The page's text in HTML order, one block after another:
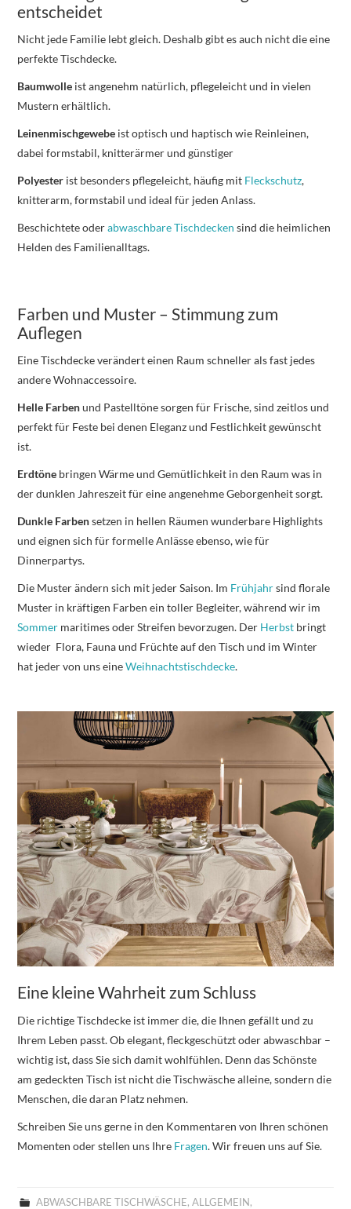
entscheidet
Nicht jede Familie lebt gleich. Deshalb gibt es auch nicht die eine
perfekte Tischdecke.
Baumwolle ist angenehm natürlich, pflegeleicht und in vielen
Mustern erhältlich.
Leinenmischgewebe ist optisch und haptisch wie Reinleinen,
dabei formstabil, knitterärmer und günstiger
Polyester ist besonders pflegeleicht, häufig mit Fleckschutz,
knitterarm, formstabil und ideal für jeden Anlass.
Beschichtete oderabwaschbare Tischdecken sind die heimlichen
Helden des Familienalltags.
Farben und Muster – Stimmung zum
Auflegen
Eine Tischdecke verändert einen Raum schneller als fast jedes
andere Wohnaccessoire.
Helle Farbenund Pastelltöne sorgen für Frische, sind zeitlos und
perfekt für Feste bei denen Eleganz und Festlichkeit gewünscht
ist.
Erdtöne bringen Wärme und Gemütlichkeit in den Raum was in
der dunklen Jahreszeit für eine angenehme Geborgenheit sorgt.
Dunkle Farbensetzen in hellen Räumen wunderbare Highlights
und eignen sich für formelle Anlässe ebenso, wie für
Dinnerpartys.
Die Muster ändern sich mit jeder Saison. Im Frühjahrsind florale
Muster in kräftigen Farben ein toller Begleiter, während wir im
Sommer maritimes oder Streifen bevorzugen. Der Herbst bringt
wieder Flora, Fauna und Früchte auf den Tisch und im Winter
hat jeder von uns eineWeihnachtstischdecke.
Eine kleine Wahrheit zum Schluss
Die richtige Tischdecke ist immer die, die Ihnen gefällt und zu
Ihrem Leben passt. Ob elegant, fleckgeschützt oder abwaschbar –
wichtig ist, dass Sie sich damit wohlfühlen. Denn das Schönste
am gedeckten Tisch ist nicht die Tischwäsche alleine, sondern die
Menschen, die daran Platz nehmen.
Schreiben Sie uns gerne in den Kommentaren von Ihren schönen
Momenten oder stellen uns Ihre Fragen. Wir freuen uns auf Sie.
ABWASCHBARE TISCHWÄSCHE, ALLGEMEIN,